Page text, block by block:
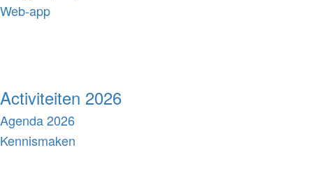
Web-app
Activiteiten 2026
Agenda 2026
Kennismaken